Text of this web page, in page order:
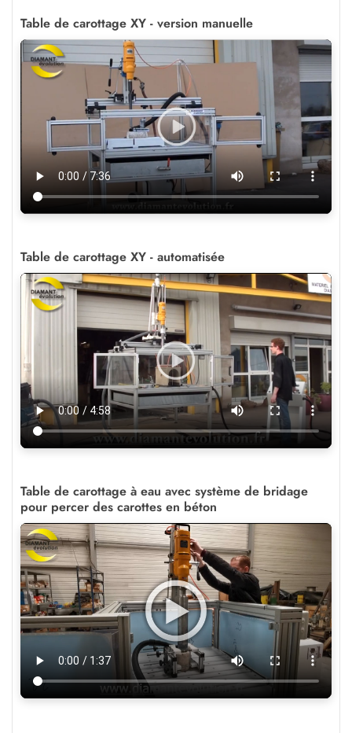
Table de carottage XY - version manuelle
Table de carottage XY - automatisée
Table de carottage à eau avec système de bridage
pour percer des carottes en béton